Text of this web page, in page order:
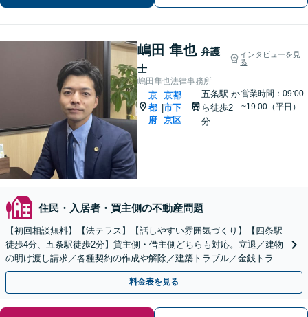
嶋田 隼也 弁護
士
インタビューを見
る
嶋田隼也法律事務所
京
都
府
|
京都
市下
京区
五条駅 か
ら徒歩2
分
営業時間：09:00
~19:00（平日）
住民・入居者・買主側の不動産問題
【初回相談無料】【法テラス】【話しやすい雰囲気づくり】【四条駅
徒歩4分、五条駅徒歩2分】貸主側・借主側どちらも対応。立退／建物
の明け渡し請求／各種契約の作成や解除／建築トラブル／金銭トラブ
ルなど幅広く対応【夜間・休日面談】
料金表を見る